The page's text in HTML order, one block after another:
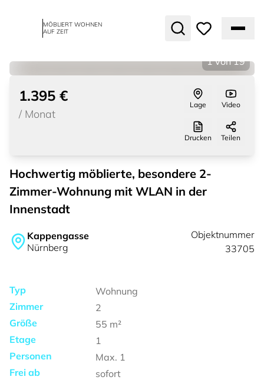
MÖBLIERT WOHNEN
AUF ZEIT
1 von 19
1.395 €
/ Monat
Lage Video
Drucken Teilen
Hochwertig möblierte, besondere 2-
Zimmer-Wohnung mit WLAN in der
Innenstadt
Kappengasse
Nürnberg
Objektnummer
33705
Typ
Wohnung
Zimmer
2
Größe
55 m²
Etage
1
Personen
Max. 1
Frei ab
sofort